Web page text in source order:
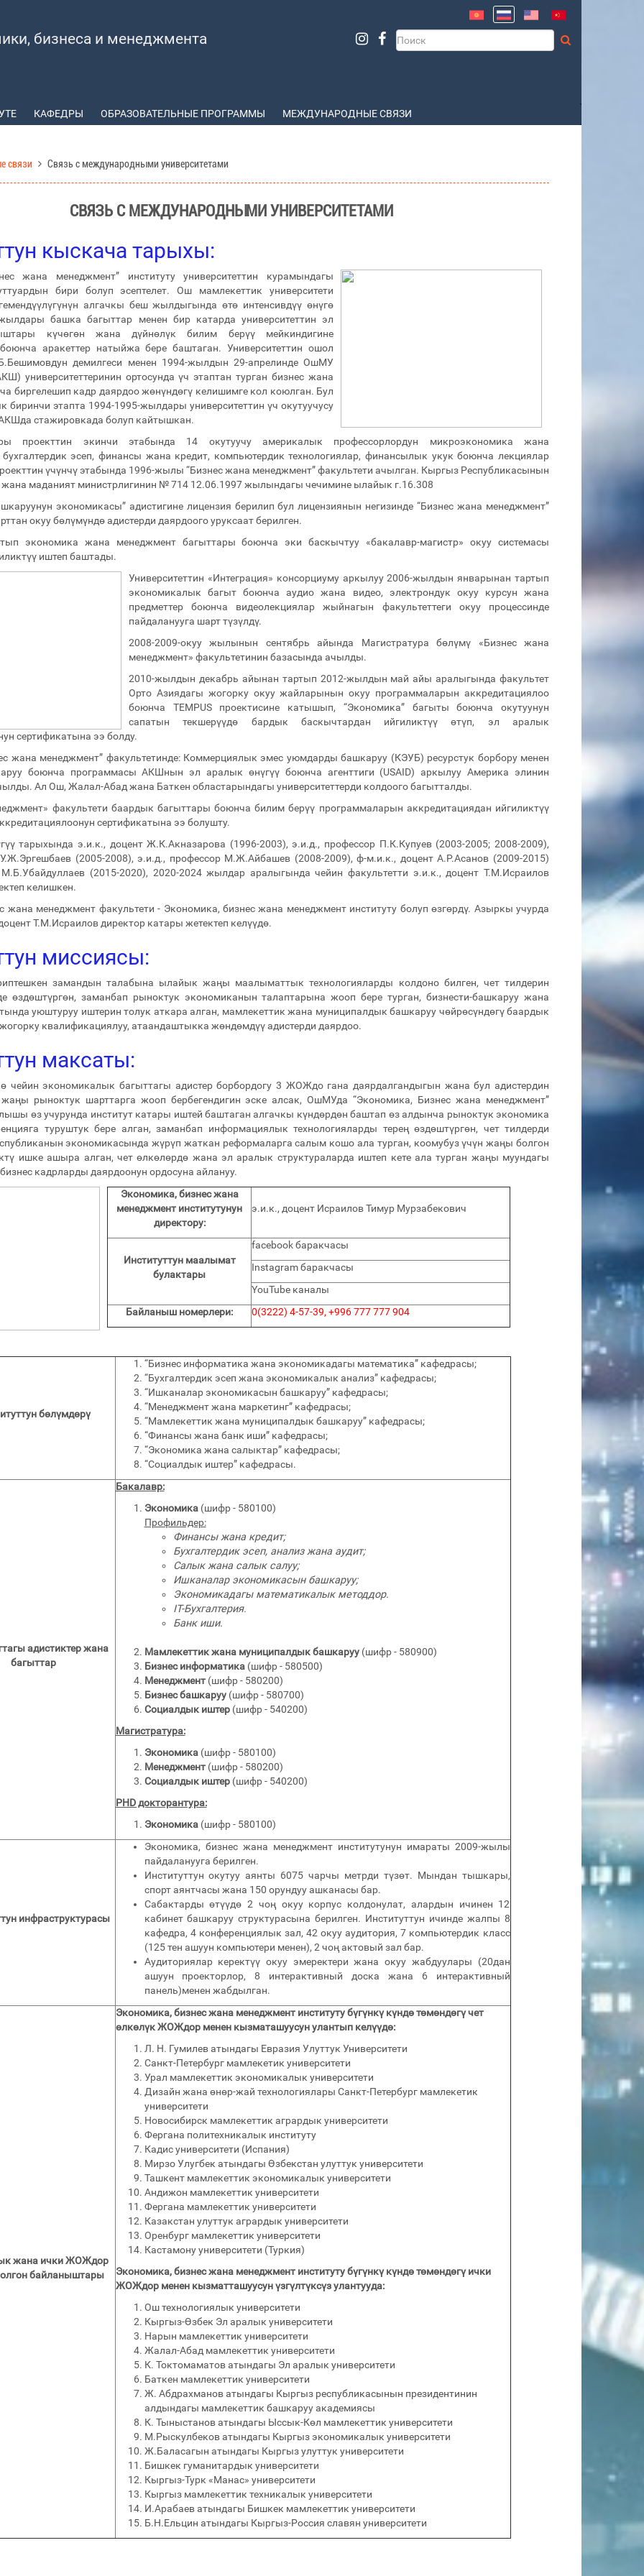
бизнеса и менеджмента
КАФЕДРЫ ОБРАЗОВАТЕЛЬНЫЕ ПРОГРАММЫ МЕЖДУНАРОДНЫЕ СВЯЗИ
связи Связь с международными университетами
СВЯЗЬ С МЕЖДУНАРОДНЫМИ УНИВЕРСИТЕТАМИ
кыскача тарыхы:
жана менеджмент” институту университеттин курамындагы
бири болуп эсептелет. Ош мамлекеттик университети
алгачкы беш жылдыгында өтө интенсивдүү өнүгө
башка багыттар менен бир катарда университеттин эл
күчөгөн жана дүйнөлүк билим берүү мейкиндигине
боюнча аракеттер натыйжа бере баштаган. Университеттин ошол
Б.Бешимовдун демилгеси менен 1994-жылдын 29-апрелинде ОшМУ
университеттеринин ортосунда үч этаптан турган бизнес жана
биргелешип кадр даярдоо жөнүндөгү келишимге кол коюлган. Бул
биринчи этапта 1994-1995-жылдары университеттин үч окутуучусу
стажировкада болуп кайтышкан.
проекттин экинчи этабында 14 окутуучу америкалык профессорлордун микроэкономика жана
эсеп, финансы жана кредит, компьютердик технологиялар, финансылык укук боюнча лекциялар
үчүнчү этабында 1996-жылы “Бизнес жана менеджмент” факультети ачылган. Кыргыз Республикасынын
маданият министрлигинин № 714 12.06.1997 жылындагы чечимине ылайык г.16.308
экономикасы” адистигине лицензия берилип бул лицензиянын негизинде “Бизнес жана менеджмент”
окуу бөлүмүндө адистерди даярдоого уруксаат берилген.
экономика жана менеджмент багыттары боюнча эки баскычтуу «бакалавр-магистр» окуу системасы
иштеп баштады.
Университеттин «Интеграция» консорциуму аркылуу 2006-жылдын январынан тартып
экономикалык багыт боюнча аудио жана видео, электрондук окуу курсун жана
предметтер боюнча видеолекциялар жыйнагын факультеттеги окуу процессинде
пайдаланууга шарт түзүлдү.
2008-2009-окуу жылынын сентябрь айында Магистратура бөлүмү «Бизнес жана
менеджмент» факультетинин базасында ачылды.
2010-жылдын декабрь айынан тартып 2012-жылдын май айы аралыгында факультет
Орто Азиядагы жогорку окуу жайларынын окуу программаларын аккредитациялоо
боюнча TEMPUS проектисине катышып, “Экономика” багыты боюнча окутуунун
сапатын текшерүүдө бардык баскычтардан ийгиликтүү өтүп, эл аралык
сертификатына ээ болду.
жана менеджмент” факультетинде: Коммерциялык эмес уюмдарды башкаруу (КЭУБ) ресурстук борбору менен
боюнча программасы АКШнын эл аралык өнүгүү боюнча агенттиги (USAID) аркылуу Америка элинин
Ал Ош, Жалал-Абад жана Баткен областарындагы университеттерди колдоого багытталды.
факультети баардык багыттары боюнча билим берүү программаларын аккредитациядан ийгиликтүү
сертификатына ээ болушту.
тарыхында э.и.к., доцент Ж.К.Акназарова (1996-2003), э.и.д., профессор П.К.Купуев (2003-2005; 2008-2009),
(2005-2008), э.и.д., профессор М.Ж.Айбашев (2008-2009), ф-м.и.к., доцент А.Р.Асанов (2009-2015)
(2015-2020), 2020-2024 жылдар аралыгында чейин факультетти э.и.к., доцент Т.М.Исраилов
келишкен.
менеджмент факультети - Экономика, бизнес жана менеджмент институту болуп өзгөрдү. Азыркы учурда
Т.М.Исраилов директор катары жетектеп келүүдө.
миссиясы:
замандын талабына ылайык жаңы маалыматтык технологияларды колдоно билген, чет тилдерин
өздөштүргөн, заманбап рыноктук экономиканын талаптарына жооп бере турган, бизнести-башкаруу жана
уюштуруу иштерин толук аткара алган, мамлекеттик жана муниципалдык башкаруу чөйрөсүндөгү баардык
квалификациялуу, атаандаштыкка жөндөмдүү адистерди даярдоо.
максаты:
чейин экономикалык багыттагы адистер борбордогу 3 ЖОЖдо гана даярдалгандыгын жана бул адистердин
рыноктук шарттарга жооп бербегендигин эске алсак, ОшМУда “Экономика, Бизнес жана менеджмент”
өз учурунда институт катары иштей баштаган алгачкы күндөрдөн баштап өз алдынча рыноктук экономика
туруштук бере алган, заманбап информациялык технологияларды терең өздөштүргөн, чет тилдерди
экономикасында жүрүп жаткан реформаларга салым кошо ала турган, коомубуз үчүн жаңы болгон
ишке ашыра алган, чет өлкөлөрдө жана эл аралык структураларда иштеп кете ала турган жаңы муундагы
кадрларды даярдоонун ордосуна айлануу.
Экономика, бизнес жана
менеджмент институтунун
директору:
э.и.к., доцент Исраилов Тимур Мурзабекович
Институттун маалымат
булактары
facebook баракчасы
Instagram баракчасы
YouTube каналы
Байланыш номерлери:
0(3222) 4-57-39, +996 777 777 904
бөлүмдөрү
“Бизнес информатика жана экономикадагы математика” кафедрасы;
“Бухгалтердик эсеп жана экономикалык анализ” кафедрасы;
“Ишканалар экономикасын башкаруу” кафедрасы;
“Менеджмент жана маркетинг” кафедрасы;
“Мамлекеттик жана муниципалдык башкаруу” кафедрасы;
“Финансы жана банк иши” кафедрасы;
“Экономика жана салыктар” кафедрасы;
“Социалдык иштер” кафедрасы.
адистиктер жана
багыттар
Бакалавр:
Экономика(шифр - 580100)
Профильдер:
Финансы жана кредит;
Бухгалтердик эсеп, анализ жана аудит;
Салык жана салык салуу;
Ишканалар экономикасын башкаруу;
Экономикадагы математикалык методдор.
IT-Бухгалтерия.
Банк иши.
Мамлекеттик жана муниципалдык башкаруу(шифр - 580900)
Бизнес информатика(шифр - 580500)
Менеджмент(шифр - 580200)
Бизнес башкаруу(шифр - 580700)
Социалдык иштер(шифр - 540200)
Магистратура:
Экономика(шифр - 580100)
Менеджмент(шифр - 580200)
Социалдык иштер(шифр - 540200)
PHD докторантура:
Экономика(шифр - 580100)
инфраструктурасы
Экономика, бизнес жана менеджмент институтунун имараты 2009-жылы
пайдаланууга берилген.
Институттун окутуу аянты 6075 чарчы метрди түзөт. Мындан тышкары,
спорт аянтчасы жана 150 орундуу ашканасы бар.
Сабактарды өтүүдө 2 чоң окуу корпус колдонулат, алардын ичинен 12
кабинет башкаруу структурасына берилген. Институттун ичинде жалпы 8
кафедра, 4 конференциялык зал, 42 окуу аудитория, 7 компьютердик класс
(125 тен ашуун компьютери менен), 2 чоң актовый зал бар.
Аудиториялар керектүү окуу эмеректери жана окуу жабдуулары (20дан
ашуун проекторлор, 8 интерактивный доска жана 6 интерактивный
панель)менен жабдылган.
жана ички ЖОЖдор
байланыштары
Экономика, бизнес жана менеджмент институту бүгүнкү күндө төмөндөгү чет
өлкөлүк ЖОЖдор менен кызматашуусун улантып келүүдө:
Л. Н. Гумилев атындагы Евразия Улуттук Университети
Санкт-Петербург мамлекетик университети
Урал мамлекеттик экономикалык университети
Дизайн жана өнөр-жай технологиялары Санкт-Петербург мамлекетик
университети
Новосибирск мамлекеттик агрардык университети
Фергана политехникалык институту
Кадис университети (Испания)
Мирзо Улугбек атындагы Өзбекстан улуттук университети
Ташкент мамлекеттик экономикалык университети
Андижон мамлекеттик университети
Фергана мамлекеттик университети
Казакстан улуттук агрардык университети
Оренбург мамлекеттик университети
Кастамону университети (Туркия)
Экономика, бизнес жана менеджмент институту бүгүнкү күндө төмөндөгү ички
ЖОЖдор менен кызматташуусун үзгүлтүксүз улантууда:
Ош технологиялык университети
Кыргыз-Өзбек Эл аралык университети
Нарын мамлекеттик университети
Жалал-Абад мамлекеттик университети
К. Токтомаматов атындагы Эл аралык университети
Баткен мамлекеттик университети
Ж. Абдрахманов атындагы Кыргыз республикасынын президентинин
алдындагы мамлекеттик башкаруу академиясы
К. Тыныстанов атындагы Ыссык-Көл мамлекеттик университети
М.Рыскулбеков атындагы Кыргыз экономикалык университети
Ж.Баласагын атындагы Кыргыз улуттук университети
Бишкек гуманитардык университети
Кыргыз-Турк «Манас» университети
Кыргыз мамлекеттик техникалык университети
И.Арабаев атындагы Бишкек мамлекеттик университети
Б.Н.Ельцин атындагы Кыргыз-Россия славян университети